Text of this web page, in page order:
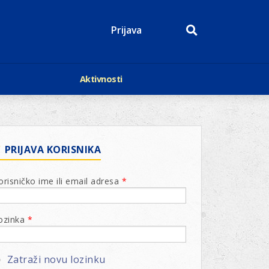
Prijava
Aktivnosti
Događaji
Kalendar
Lions Magazin
PRIJAVA KORISNIKA
ime ili email adresa *
*
Zatraži novu lozinku